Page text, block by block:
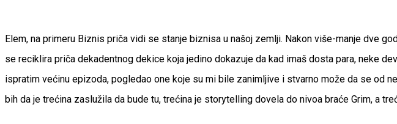
Elem, na primeru Biznis priča vidi se stanje biznisa u našoj zemlji. Nakon više-manje dve
se reciklira priča dekadentnog dekice koja jedino dokazuje da kad imaš dosta para, neke
ispratim većinu epizoda, pogledao one koje su mi bile zanimljive i stvarno može da se od
bih da je trećina zaslužila da bude tu, trećina je storytelling dovela do nivoa braće Grim, a